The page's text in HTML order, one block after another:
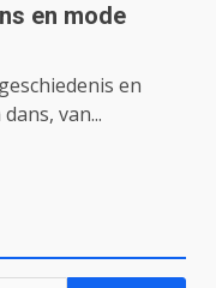
en mode
en
van...